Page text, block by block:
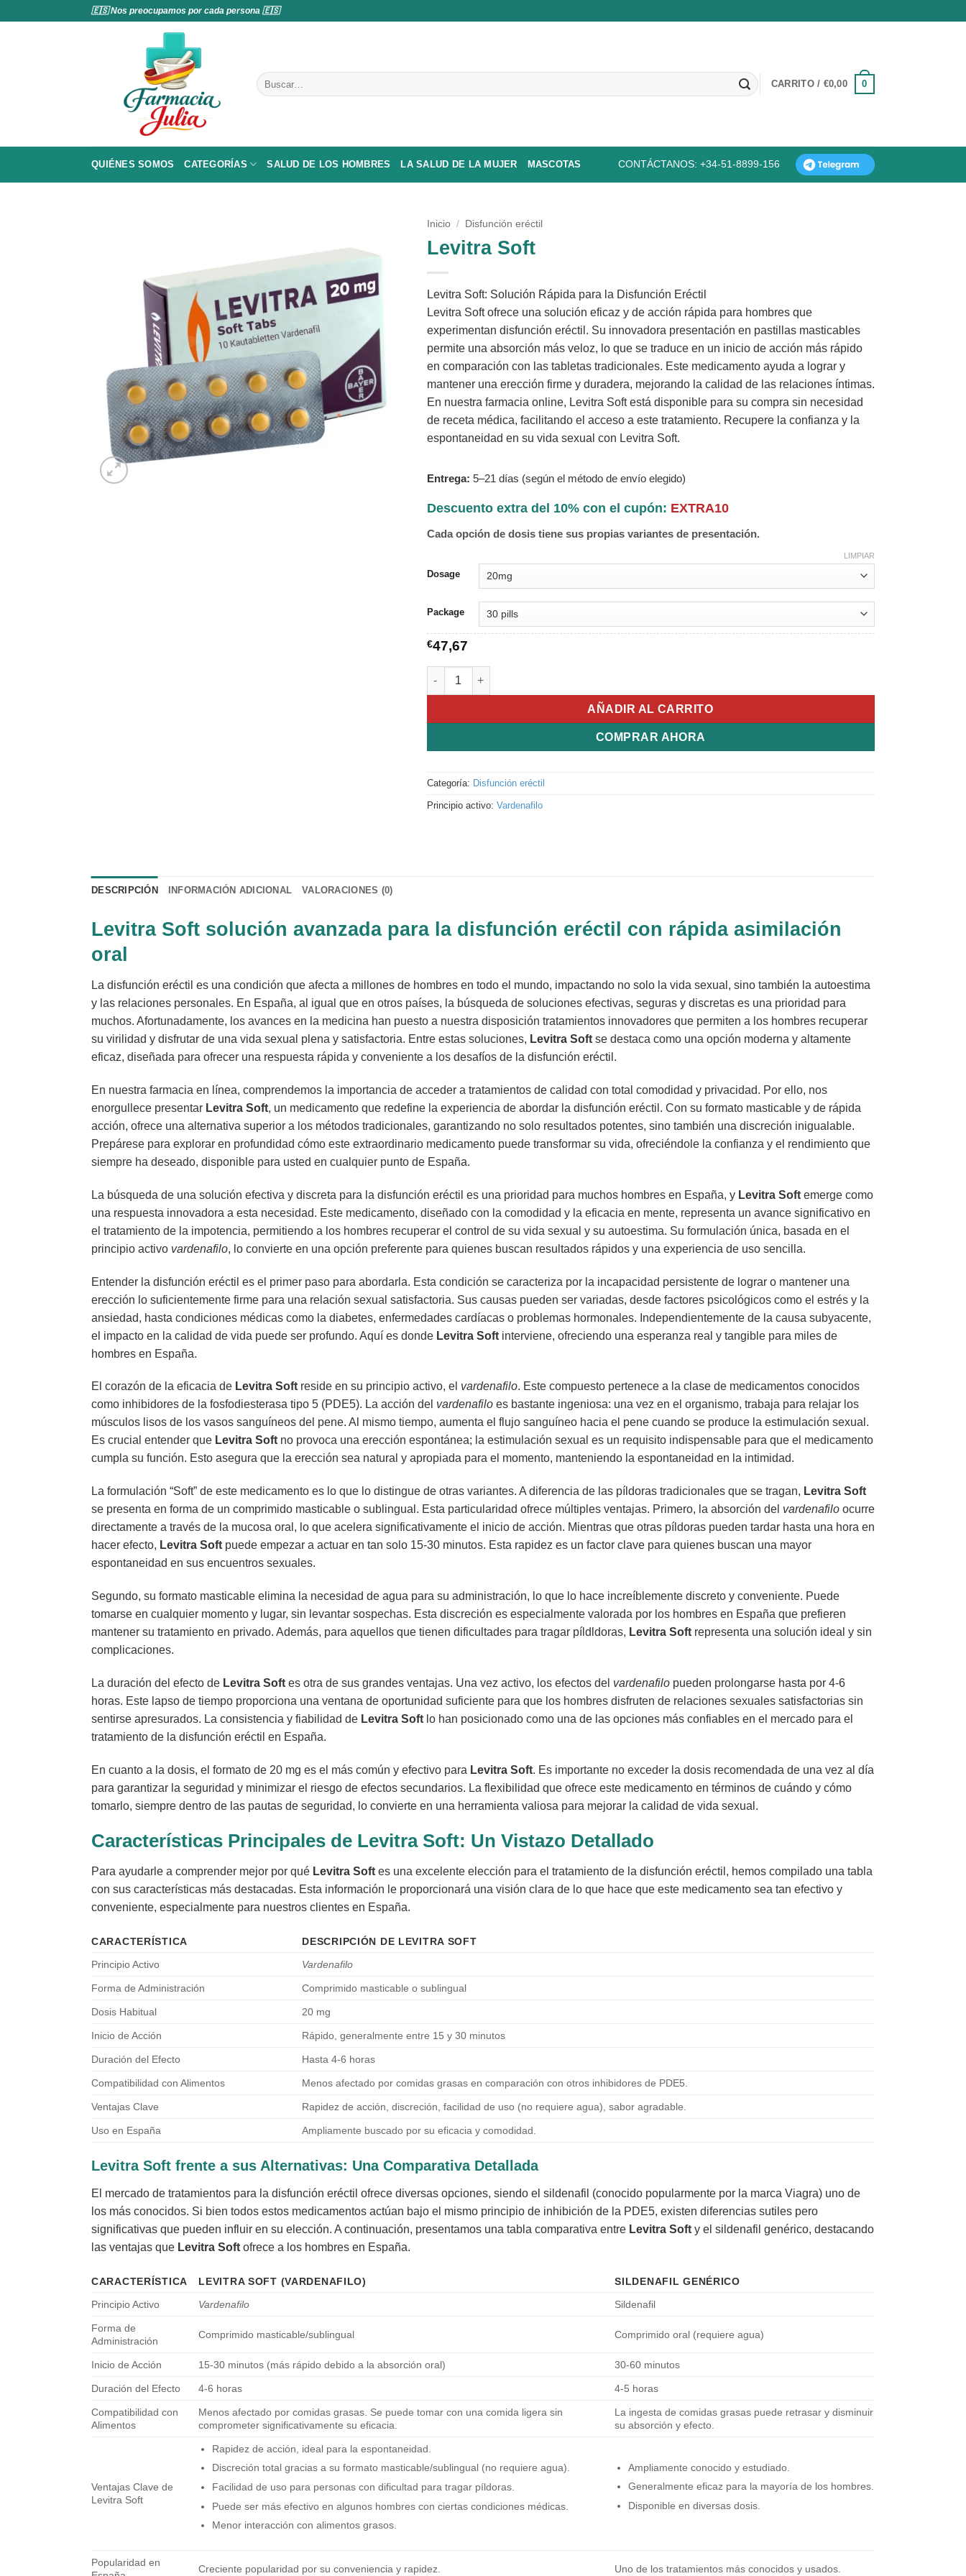
🇪🇸 Nos preocupamos por cada persona 🇪🇸
Buscar
por:
CARRITO / €0,00 0
QUIÉNES SOMOS CATEGORÍAS SALUD DE LOS HOMBRES LA SALUD DE LA MUJER MASCOTAS CONTÁCTANOS: +34-51-8899-156
Inicio / Disfunción eréctil
Levitra Soft
Levitra Soft: Solución Rápida para la Disfunción Eréctil
Levitra Soft ofrece una solución eficaz y de acción rápida para hombres que
experimentan disfunción eréctil. Su innovadora presentación en pastillas masticables
permite una absorción más veloz, lo que se traduce en un inicio de acción más rápido
en comparación con las tabletas tradicionales. Este medicamento ayuda a lograr y
mantener una erección firme y duradera, mejorando la calidad de las relaciones íntimas.
En nuestra farmacia online, Levitra Soft está disponible para su compra sin necesidad
de receta médica, facilitando el acceso a este tratamiento. Recupere la confianza y la
espontaneidad en su vida sexual con Levitra Soft.
Entrega: 5–21 días (según el método de envío elegido)
Descuento extra del 10% con el cupón: EXTRA10
Cada opción de dosis tiene sus propias variantes de presentación.
Dosage
Package
LIMPIAR
€47,67
Levitra Soft cantidad
AÑADIR AL CARRITO
COMPRAR AHORA
Categoría: Disfunción eréctil
Principio activo: Vardenafilo
DESCRIPCIÓN INFORMACIÓN ADICIONAL VALORACIONES (0)
Levitra Soft solución avanzada para la disfunción eréctil con rápida asimilación
oral
La disfunción eréctil es una condición que afecta a millones de hombres en todo el mundo, impactando no solo la vida sexual, sino también la autoestima
y las relaciones personales. En España, al igual que en otros países, la búsqueda de soluciones efectivas, seguras y discretas es una prioridad para
muchos. Afortunadamente, los avances en la medicina han puesto a nuestra disposición tratamientos innovadores que permiten a los hombres recuperar
su virilidad y disfrutar de una vida sexual plena y satisfactoria. Entre estas soluciones, Levitra Soft se destaca como una opción moderna y altamente
eficaz, diseñada para ofrecer una respuesta rápida y conveniente a los desafíos de la disfunción eréctil.
En nuestra farmacia en línea, comprendemos la importancia de acceder a tratamientos de calidad con total comodidad y privacidad. Por ello, nos
enorgullece presentar Levitra Soft, un medicamento que redefine la experiencia de abordar la disfunción eréctil. Con su formato masticable y de rápida
acción, ofrece una alternativa superior a los métodos tradicionales, garantizando no solo resultados potentes, sino también una discreción inigualable.
Prepárese para explorar en profundidad cómo este extraordinario medicamento puede transformar su vida, ofreciéndole la confianza y el rendimiento que
siempre ha deseado, disponible para usted en cualquier punto de España.
La búsqueda de una solución efectiva y discreta para la disfunción eréctil es una prioridad para muchos hombres en España, y Levitra Soft emerge como
una respuesta innovadora a esta necesidad. Este medicamento, diseñado con la comodidad y la eficacia en mente, representa un avance significativo en
el tratamiento de la impotencia, permitiendo a los hombres recuperar el control de su vida sexual y su autoestima. Su formulación única, basada en el
principio activo vardenafilo, lo convierte en una opción preferente para quienes buscan resultados rápidos y una experiencia de uso sencilla.
Entender la disfunción eréctil es el primer paso para abordarla. Esta condición se caracteriza por la incapacidad persistente de lograr o mantener una
erección lo suficientemente firme para una relación sexual satisfactoria. Sus causas pueden ser variadas, desde factores psicológicos como el estrés y la
ansiedad, hasta condiciones médicas como la diabetes, enfermedades cardíacas o problemas hormonales. Independientemente de la causa subyacente,
el impacto en la calidad de vida puede ser profundo. Aquí es donde Levitra Soft interviene, ofreciendo una esperanza real y tangible para miles de
hombres en España.
El corazón de la eficacia de Levitra Soft reside en su principio activo, el vardenafilo. Este compuesto pertenece a la clase de medicamentos conocidos
como inhibidores de la fosfodiesterasa tipo 5 (PDE5). La acción del vardenafilo es bastante ingeniosa: una vez en el organismo, trabaja para relajar los
músculos lisos de los vasos sanguíneos del pene. Al mismo tiempo, aumenta el flujo sanguíneo hacia el pene cuando se produce la estimulación sexual.
Es crucial entender que Levitra Soft no provoca una erección espontánea; la estimulación sexual es un requisito indispensable para que el medicamento
cumpla su función. Esto asegura que la erección sea natural y apropiada para el momento, manteniendo la espontaneidad en la intimidad.
La formulación “Soft” de este medicamento es lo que lo distingue de otras variantes. A diferencia de las píldoras tradicionales que se tragan, Levitra Soft
se presenta en forma de un comprimido masticable o sublingual. Esta particularidad ofrece múltiples ventajas. Primero, la absorción del vardenafilo ocurre
directamente a través de la mucosa oral, lo que acelera significativamente el inicio de acción. Mientras que otras píldoras pueden tardar hasta una hora en
hacer efecto, Levitra Soft puede empezar a actuar en tan solo 15-30 minutos. Esta rapidez es un factor clave para quienes buscan una mayor
espontaneidad en sus encuentros sexuales.
Segundo, su formato masticable elimina la necesidad de agua para su administración, lo que lo hace increíblemente discreto y conveniente. Puede
tomarse en cualquier momento y lugar, sin levantar sospechas. Esta discreción es especialmente valorada por los hombres en España que prefieren
mantener su tratamiento en privado. Además, para aquellos que tienen dificultades para tragar píldldoras, Levitra Soft representa una solución ideal y sin
complicaciones.
La duración del efecto de Levitra Soft es otra de sus grandes ventajas. Una vez activo, los efectos del vardenafilo pueden prolongarse hasta por 4-6
horas. Este lapso de tiempo proporciona una ventana de oportunidad suficiente para que los hombres disfruten de relaciones sexuales satisfactorias sin
sentirse apresurados. La consistencia y fiabilidad de Levitra Soft lo han posicionado como una de las opciones más confiables en el mercado para el
tratamiento de la disfunción eréctil en España.
En cuanto a la dosis, el formato de 20 mg es el más común y efectivo para Levitra Soft. Es importante no exceder la dosis recomendada de una vez al día
para garantizar la seguridad y minimizar el riesgo de efectos secundarios. La flexibilidad que ofrece este medicamento en términos de cuándo y cómo
tomarlo, siempre dentro de las pautas de seguridad, lo convierte en una herramienta valiosa para mejorar la calidad de vida sexual.
Características Principales de Levitra Soft: Un Vistazo Detallado
Para ayudarle a comprender mejor por qué Levitra Soft es una excelente elección para el tratamiento de la disfunción eréctil, hemos compilado una tabla
con sus características más destacadas. Esta información le proporcionará una visión clara de lo que hace que este medicamento sea tan efectivo y
conveniente, especialmente para nuestros clientes en España.
CARACTERÍSTICA
DESCRIPCIÓN DE LEVITRA SOFT
Principio Activo
Vardenafilo
Forma de Administración Comprimido masticable o sublingual
Dosis Habitual 20 mg
Inicio de Acción Rápido, generalmente entre 15 y 30 minutos
Duración del Efecto Hasta 4-6 horas
Compatibilidad con Alimentos Menos afectado por comidas grasas en comparación con otros inhibidores de PDE5.
Ventajas Clave Rapidez de acción, discreción, facilidad de uso (no requiere agua), sabor agradable.
Uso en España Ampliamente buscado por su eficacia y comodidad.
Levitra Soft frente a sus Alternativas: Una Comparativa Detallada
El mercado de tratamientos para la disfunción eréctil ofrece diversas opciones, siendo el sildenafil (conocido popularmente por la marca Viagra) uno de
los más conocidos. Si bien todos estos medicamentos actúan bajo el mismo principio de inhibición de la PDE5, existen diferencias sutiles pero
significativas que pueden influir en su elección. A continuación, presentamos una tabla comparativa entre Levitra Soft y el sildenafil genérico, destacando
las ventajas que Levitra Soft ofrece a los hombres en España.
CARACTERÍSTICA LEVITRA SOFT (VARDENAFILO)
SILDENAFIL GENÉRICO
Principio Activo
Vardenafilo Sildenafil
Forma de
Administración
Comprimido masticable/sublingual Comprimido oral (requiere agua)
Inicio de Acción 15-30 minutos (más rápido debido a la absorción oral) 30-60 minutos
Duración del Efecto 4-6 horas 4-5 horas
Compatibilidad con
Alimentos
Menos afectado por comidas grasas. Se puede tomar con una comida ligera sin
comprometer significativamente su eficacia.
La ingesta de comidas grasas puede retrasar y disminuir
su absorción y efecto.
Ventajas Clave de
Levitra Soft
Rapidez de acción, ideal para la espontaneidad.
Discreción total gracias a su formato masticable/sublingual (no requiere agua).
Facilidad de uso para personas con dificultad para tragar píldoras.
Puede ser más efectivo en algunos hombres con ciertas condiciones médicas.
Menor interacción con alimentos grasos.
Ampliamente conocido y estudiado.
Generalmente eficaz para la mayoría de los hombres.
Disponible en diversas dosis.
Popularidad en
Creciente popularidad por su conveniencia y rapidez. Uno de los tratamientos más conocidos y usados.